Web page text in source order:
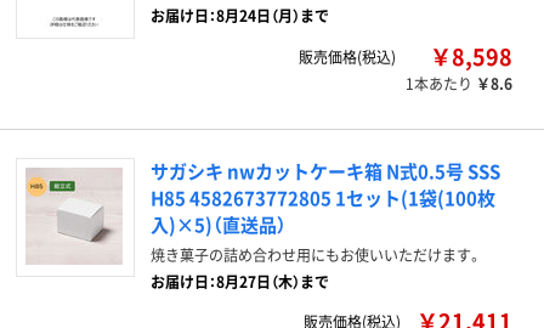
お届け日：8月24日（月）まで
販売価格(税込)
￥8,598
1本あたり ￥8.6
サガシキ nwカットケーキ箱 N式0.5号 SSS
H85 4582673772805 1セット(1袋(100枚
入)×5)（直送品）
焼き菓子の詰め合わせ用にもお使いいただけます。
お届け日：8月27日（木）まで
販売価格(税込)
￥21,411